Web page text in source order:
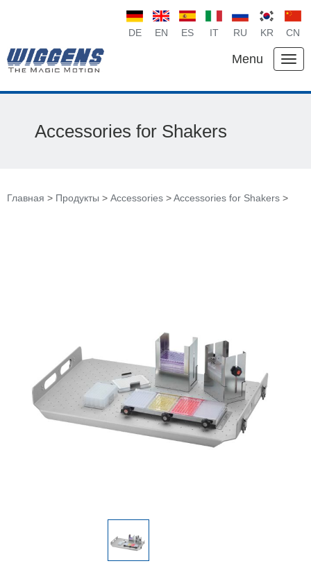
DE EN ES IT RU KR CN
Menu
Accessories for Shakers
Главная > Продукты > Accessories >Accessories for Shakers >